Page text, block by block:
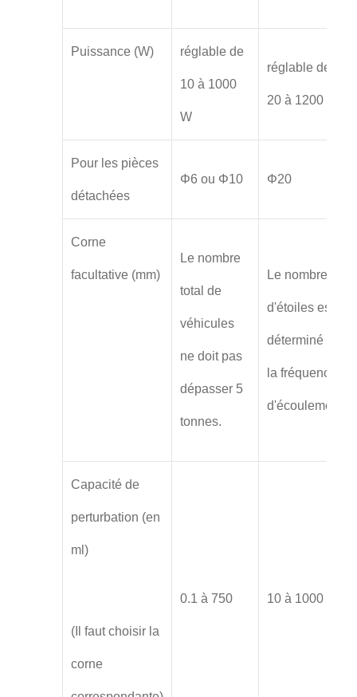
Puissance (W) réglable de
10 à 1000
W
réglable de
20 à 1200 W
Pour les pièces
détachées
Φ6 ou Φ10 Φ20
Corne
facultative (mm)
Le nombre
total de
véhicules
ne doit pas
dépasser 5
tonnes.
Le nombre
d'étoiles est
déterminé par
la fréquence
d'écoulement.
Capacité de
perturbation (en
ml)
(Il faut choisir la
corne
0.1 à 750 10 à 1000